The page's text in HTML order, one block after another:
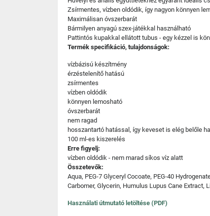
Zsírmentes, vízben oldódik, így nagyon könnyen
Maximálisan óvszerbarát
Bármilyen anyagú szex-játékkal használható
Pattintós kupakkal ellátott tubus - egy kézzel is
Termék specifikáció, tulajdonságok:
vízbázisú készítmény
érzéstelenítő hatású
zsírmentes
vízben oldódik
könnyen lemosható
óvszerbarát
nem ragad
hosszantartó hatással, így keveset is elég belőle
100 ml-es kiszerelés
Erre figyelj:
vízben oldódik - nem marad síkos víz alatt
Összetevők:
Aqua, PEG-7 Glyceryl Cocoate, PEG-40
Carbomer, Glycerin, Humulus Lupus Cane Extract,
Használati útmutató letöltése (PDF)